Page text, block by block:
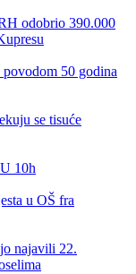
odobrio 390.000
50 godina
se tisuće
10h
u OŠ fra
najavili 22.